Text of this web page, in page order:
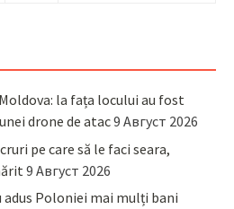
la fața locului au fost
drone de atac9 Август 2026
pe care să le faci seara,
9 Август 2026
adus Poloniei mai mulți bani